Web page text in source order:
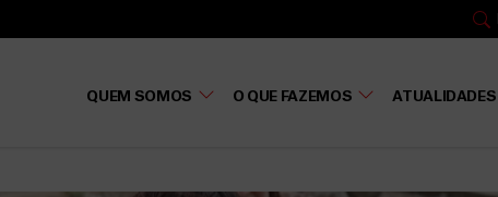
QUEM SOMOS O QUE FAZEMOS ATUALIDADES